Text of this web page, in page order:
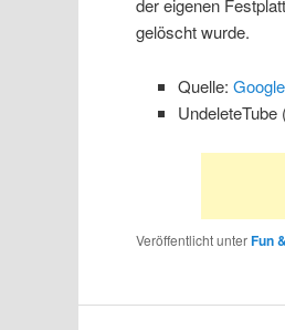
der eigenen
gelöscht wurde.
Quelle:
UndeleteTube
Veröffentlicht unter Fun